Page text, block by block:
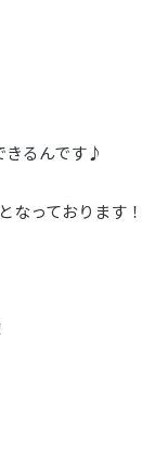
きるんです♪
なっております！